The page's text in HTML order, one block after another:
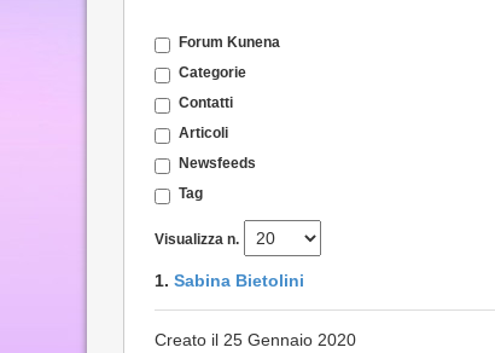
Forum Kunena
Categorie
Contatti
Articoli
Newsfeeds
Tag
Visualizza n.
1. Sabina Bietolini
Creato il 25 Gennaio 2020